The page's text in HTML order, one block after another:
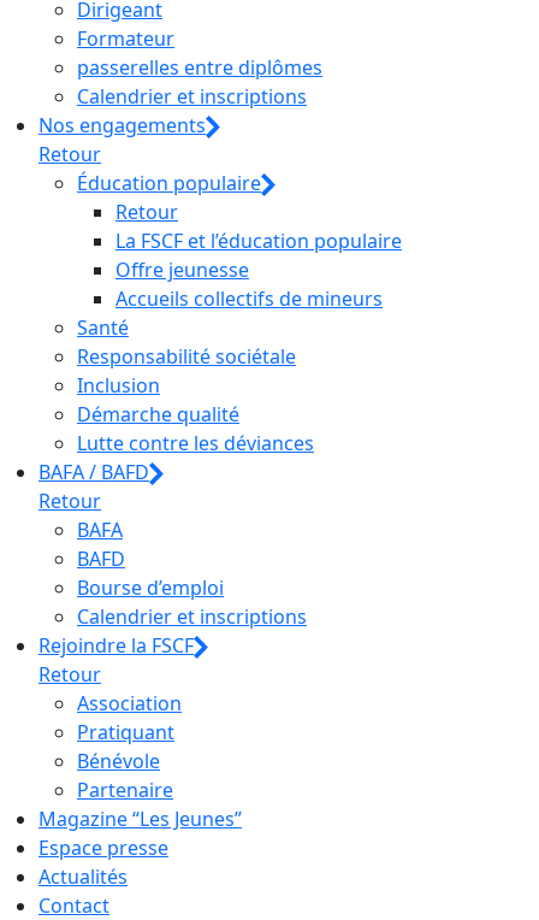
Dirigeant
Formateur
passerelles entre diplômes
Calendrier et inscriptions
Nos engagements
Retour
Éducation populaire
Retour
La FSCF et l’éducation populaire
Offre jeunesse
Accueils collectifs de mineurs
Santé
Responsabilité sociétale
Inclusion
Démarche qualité
Lutte contre les déviances
BAFA / BAFD
Retour
BAFA
BAFD
Bourse d’emploi
Calendrier et inscriptions
Rejoindre la FSCF
Retour
Association
Pratiquant
Bénévole
Partenaire
Magazine “Les Jeunes”
Espace presse
Actualités
Contact